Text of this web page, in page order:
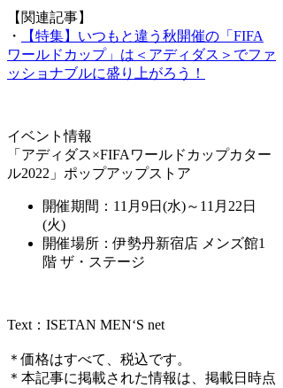
【関連記事】
・
【特集】いつもと違う秋開催の「FIFA
ワールドカップ」は＜アディダス＞でファ
ッショナブルに盛り上がろう！
イベント情報
「アディダス×FIFAワールドカップカター
ル2022」ポップアップストア
開催期間：11月9日(水)～11月22日
(火)
開催場所：伊勢丹新宿店 メンズ館1
階 ザ・ステージ
Text：ISETAN MEN‘S net
＊価格はすべて、税込です。
＊本記事に掲載された情報は、掲載日時点